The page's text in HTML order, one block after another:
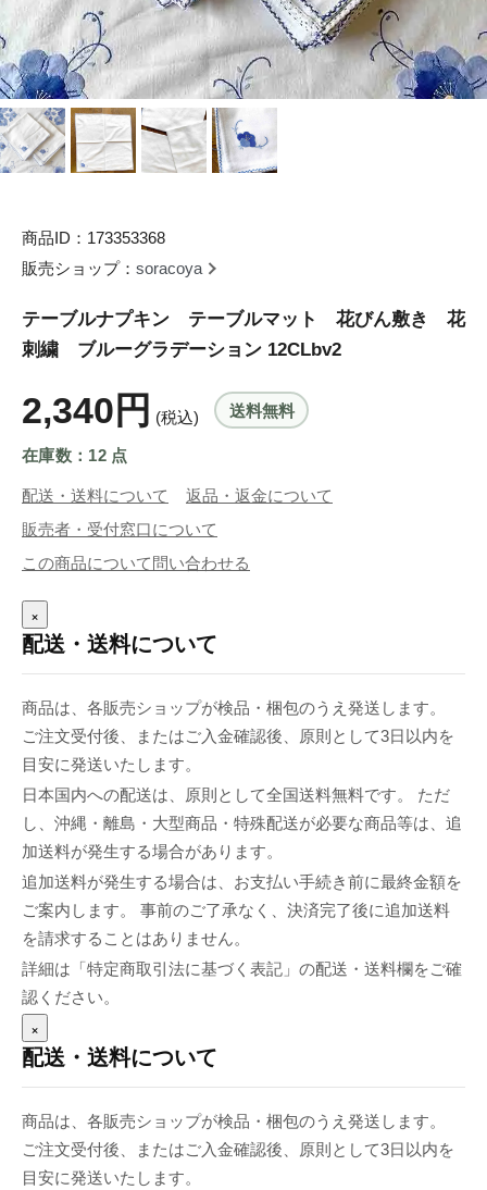
商品ID：173353368
販売ショップ： soracoya
テーブルナプキン テーブルマット 花びん敷き 花
刺繍 ブルーグラデーション 12CLbv2
2,340円 (税込) 送料無料
在庫数：12 点
配送・送料について
返品・返金について
販売者・受付窓口について
この商品について問い合わせる
×
配送・送料について
商品は、各販売ショップが検品・梱包のうえ発送します。
ご注文受付後、またはご入金確認後、原則として3日以内を
目安に発送いたします。
日本国内への配送は、原則として全国送料無料です。 ただ
し、沖縄・離島・大型商品・特殊配送が必要な商品等は、追
加送料が発生する場合があります。
追加送料が発生する場合は、お支払い手続き前に最終金額を
ご案内します。 事前のご了承なく、決済完了後に追加送料
を請求することはありません。
詳細は「特定商取引法に基づく表記」の配送・送料欄をご確
認ください。
×
配送・送料について
商品は、各販売ショップが検品・梱包のうえ発送します。
ご注文受付後、またはご入金確認後、原則として3日以内を
目安に発送いたします。